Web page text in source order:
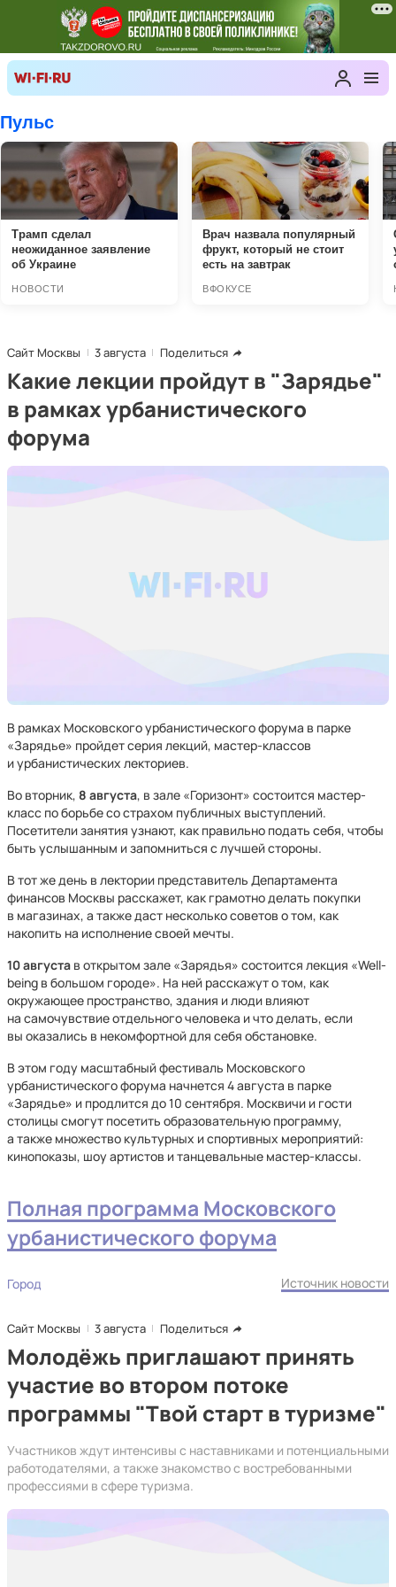
Сайт Москвы 3 августа Поделиться
Какие лекции пройдут в "Зарядье"
в рамках урбанистического
форума
В рамках Московского урбанистического форума в парке
«Зарядье» пройдет серия лекций, мастер-классов
и урбанистических лекториев.
Во вторник, 8 августа, в зале «Горизонт» состоится мастер-
класс по борьбе со страхом публичных выступлений.
Посетители занятия узнают, как правильно подать себя, чтобы
быть услышанным и запомниться с лучшей стороны.
В тот же день в лектории представитель Департамента
финансов Москвы расскажет, как грамотно делать покупки
в магазинах, а также даст несколько советов о том, как
накопить на исполнение своей мечты.
10 августа в открытом зале «Зарядья» состоится лекция «Well-
being в большом городе». На ней расскажут о том, как
окружающее пространство, здания и люди влияют
на самочувствие отдельного человека и что делать, если
вы оказались в некомфортной для себя обстановке.
В этом году масштабный фестиваль Московского
урбанистического форума начнется 4 августа в парке
«Зарядье» и продлится до 10 сентября. Москвичи и гости
столицы смогут посетить образовательную программу,
а также множество культурных и спортивных мероприятий:
кинопоказы, шоу артистов и танцевальные мастер-классы.
Полная программа Московского
урбанистического форума
Город Источник новости
Сайт Москвы 3 августа Поделиться
Молодёжь приглашают принять
участие во втором потоке
программы "Твой старт в туризме"
Участников ждут интенсивы с наставниками и потенциальными
работодателями, а также знакомство с востребованными
профессиями в сфере туризма.